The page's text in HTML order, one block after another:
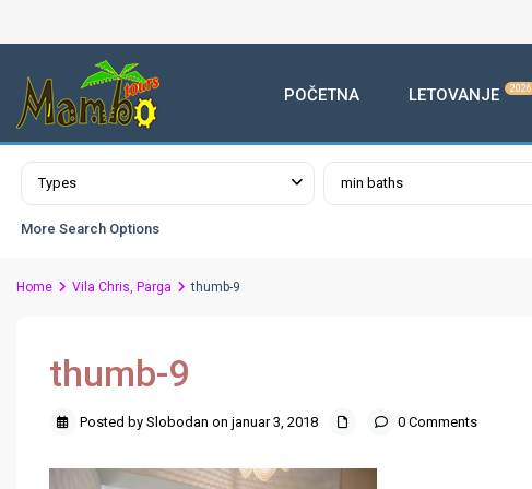
POČETNA LETOVANJE 2026
Advanced Search
Types min baths
More Search Options
Home Vila Chris, Parga thumb-9
thumb-9
Posted by Slobodan on januar 3, 2018 0 Comments